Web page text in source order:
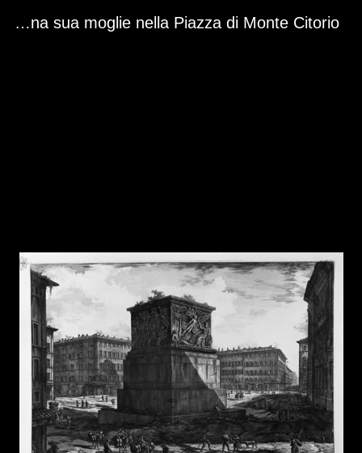
Media Viewer
Veduta del piedestallo della Apoteosi di Antonino Pio e di Faustina sua moglie nella Piazza di Monte Citorio.